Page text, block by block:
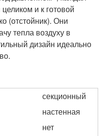
и к готовой
(отстойник). Они
тепла воздуху в
дизайн идеально
секционный
настенная
нет